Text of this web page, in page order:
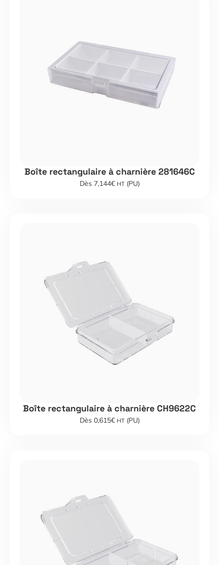
Boîte rectangulaire à charnière 281646C
Dès 7,144€ HT(PU)
Boîte rectangulaire à charnière CH9622C
Dès 0,615€ HT(PU)